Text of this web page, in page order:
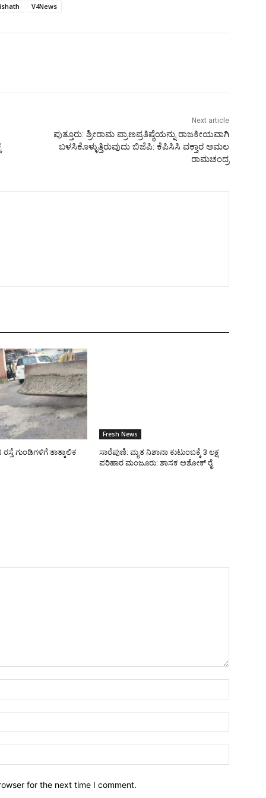
V4News
Next article
ಪುತ್ತೂರು: ಶ್ರೀರಾಮ ಪ್ರಾಣಪ್ರತಿಷ್ಠೆಯನ್ನು ರಾಜಕೀಯವಾಗಿ
ಬಳಸಿಕೊಳ್ಳುತ್ತಿರುವುದು ಬಿಜೆಪಿ: ಕೆಪಿಸಿಸಿ ವಕ್ತಾರ ಅಮಲ
ರಾಮಚಂದ್ರ
ಗುಂಡಿಗಳಿಗೆ ತಾತ್ಕಾಲಿಕ
Fresh News
ಸಾರೆಪುಣಿ: ಮೃತ ನಿಶಾನಾ ಕುಟುಂಬಕ್ಕೆ 3 ಲಕ್ಷ
ಪರಿಹಾರ ಮಂಜೂರು: ಶಾಸಕ ಅಶೋಕ್ ರೈ
for the next time I comment.